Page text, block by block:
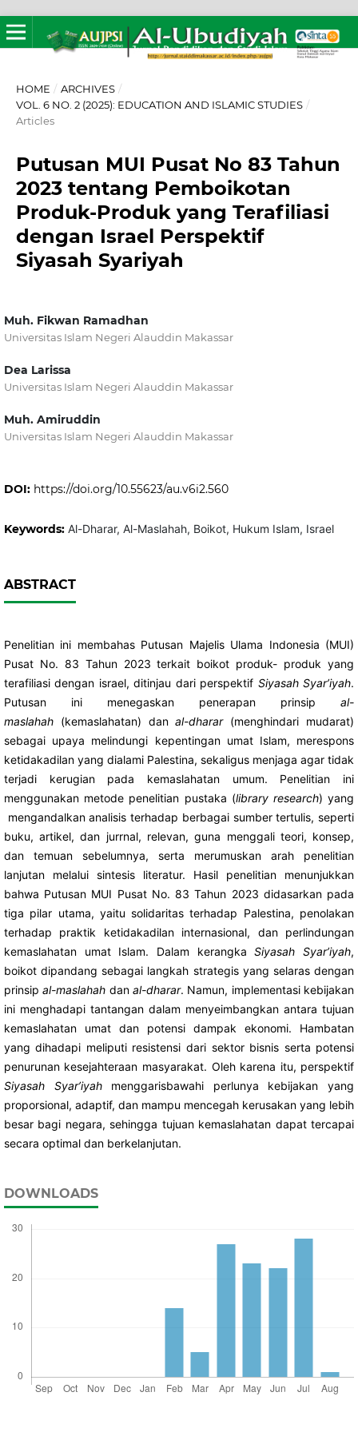
HOME / ARCHIVES /
VOL. 6 NO. 2 (2025): EDUCATION AND ISLAMIC STUDIES /
Articles
Putusan MUI Pusat No 83 Tahun
2023 tentang Pemboikotan
Produk-Produk yang Terafiliasi
dengan Israel Perspektif
Siyasah Syariyah
Muh. Fikwan Ramadhan
Universitas Islam Negeri Alauddin Makassar
Dea Larissa
Universitas Islam Negeri Alauddin Makassar
Muh. Amiruddin
Universitas Islam Negeri Alauddin Makassar
DOI: https://doi.org/10.55623/au.v6i2.560
Keywords: Al-Dharar, Al-Maslahah, Boikot, Hukum Islam, Israel
ABSTRACT
Penelitian ini membahas Putusan Majelis Ulama Indonesia (MUI)
Pusat No. 83 Tahun 2023 terkait boikot produk- produk yang
terafiliasi dengan israel, ditinjau dari perspektif Siyasah Syar’iyah.
Putusan ini menegaskan penerapan prinsipal-
maslahah(kemaslahatan) danal-dharar(menghindari mudarat)
sebagai upaya melindungi kepentingan umat Islam, merespons
ketidakadilan yang dialami Palestina, sekaligus menjaga agar tidak
terjadi kerugian pada kemaslahatan umum. Penelitian ini
menggunakan metode penelitian pustaka (library research) yang
mengandalkan analisis terhadap berbagai sumber tertulis, seperti
buku, artikel, dan jurrnal, relevan, guna menggali teori, konsep,
dan temuan sebelumnya, serta merumuskan arah penelitian
lanjutan melalui sintesis literatur. Hasil penelitian menunjukkan
bahwa Putusan MUI Pusat No. 83 Tahun 2023 didasarkan pada
tiga pilar utama, yaitu solidaritas terhadap Palestina, penolakan
terhadap praktik ketidakadilan internasional, dan perlindungan
kemaslahatan umat Islam. Dalam kerangkaSiyasah Syar’iyah,
boikot dipandang sebagai langkah strategis yang selaras dengan
prinsipal-maslahah dan al-dharar. Namun, implementasi kebijakan
ini menghadapi tantangan dalam menyeimbangkan antara tujuan
kemaslahatan umat dan potensi dampak ekonomi. Hambatan
yang dihadapi meliputi resistensi dari sektor bisnis serta potensi
penurunan kesejahteraan masyarakat. Oleh karena itu, perspektif
Siyasah Syar’iyahmenggarisbawahi perlunya kebijakan yang
proporsional, adaptif, dan mampu mencegah kerusakan yang lebih
besar bagi negara, sehingga tujuan kemaslahatan dapat tercapai
secara optimal dan berkelanjutan.
DOWNLOADS